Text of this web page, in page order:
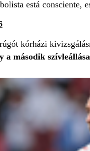
está consciente,
kórházi
a második